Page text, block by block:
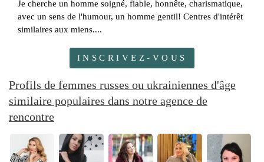
Je cherche un homme soigné, fiable, honnête, charismatique,
avec un sens de l'humour, un homme gentil! Centres d'intérêt
similaires aux miens....
INSCRIVEZ-VOUS
Profils de femmes russes ou ukrainiennes d'âge
similaire populaires dans notre agence de
rencontre